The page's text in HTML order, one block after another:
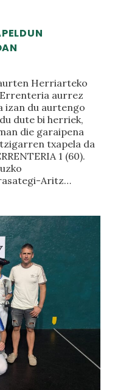
Herriarteko
Errenteria aurrez
izan du aurtengo
dute bi herriek,
die garaipena
txapela da
1 (60).
Aritz…